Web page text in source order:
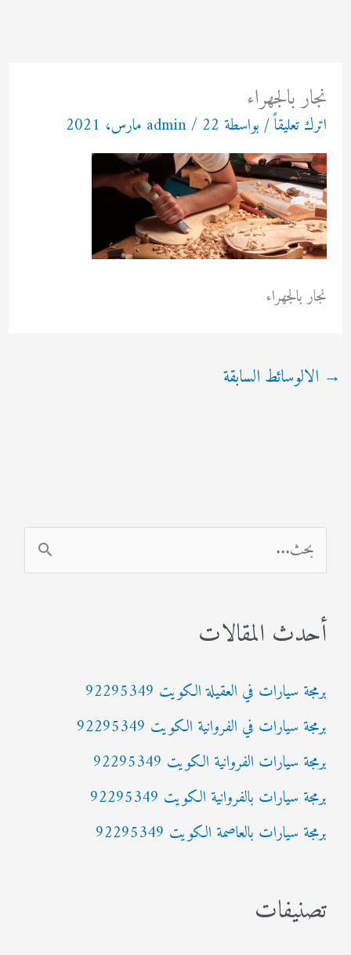
نجار بالجهراء
اترك تعليقاً/ بواسطة admin/ 22 مارس، 2021
نجار بالجهراء
→ الالوسائط السابقة
ل
ح
ع
ن
:
أحدث المقالات
برمجة سيارات في العقيلة الكويت 92295349
برمجة سيارات في الفروانية الكويت 92295349
برمجة سيارات الفروانية الكويت 92295349
برمجة سيارات بالفروانية الكويت 92295349
برمجة سيارات بالعاصمة الكويت 92295349
تصنيفات